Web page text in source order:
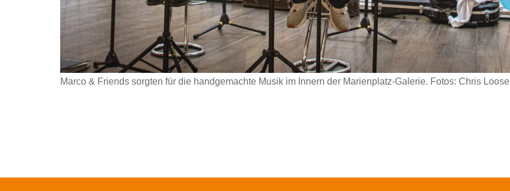
Marco & Friends sorgten für die handgemachte Musik im Innern der Marienplatz-Galerie. Fotos: Chris Loose